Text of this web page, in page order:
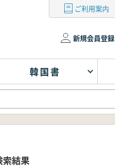
ご利用案内
新規会員登録
韓国書
索結果